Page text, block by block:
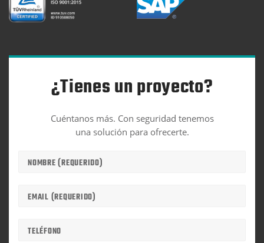
¿Tienes un proyecto?
Cuéntanos más. Con seguridad tenemos
una solución para ofrecerte.